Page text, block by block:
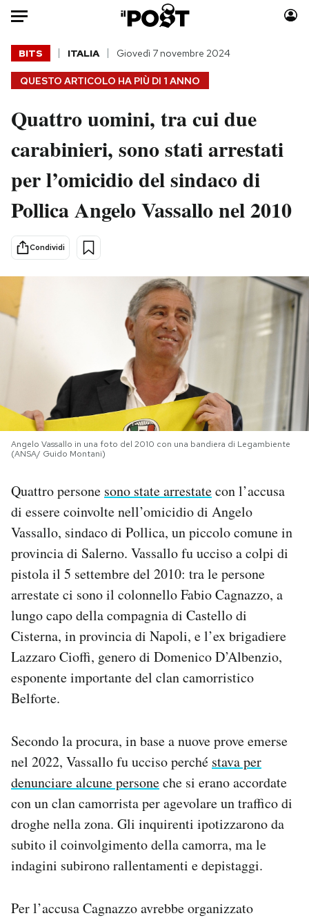
Auto
HOME
Italia
Politica
Tecnologia
Scienza
Cultura
Economia
Moda
Consumismi
Storie/Idee
Media
Mondiali calcio 2026
NEWSLETTER
I MIEI PREFERITI
CALENDARIO
Area Personale
Newsletter
Notifiche mobile
Regala il Post
Hai bisogno di aiuto?
Esci
QUESTO ARTICOLO HA PIÙ DI 1 ANNO
BITS ITALIA Giovedì 7 novembre 2024
Quattro uomini, tra cui due
carabinieri, sono stati arrestati
per l’omicidio del sindaco di
Pollica Angelo Vassallo nel 2010
Condividi
Angelo Vassallo in una foto del 2010 con una bandiera di Legambiente
(ANSA/ Guido Montani)
Quattro persone sono state arrestatecon l’accusa
di essere coinvolte nell’omicidio di Angelo
Vassallo, sindaco di Pollica, un piccolo comune in
provincia di Salerno. Vassallo fu ucciso a colpi di
pistola il 5 settembre del 2010: tra le persone
arrestate ci sono il colonnello Fabio Cagnazzo, a
lungo capo della compagnia di Castello di
Cisterna, in provincia di Napoli, e l’ex brigadiere
Lazzaro Cioffi, genero di Domenico D’Albenzio,
esponente importante del clan camorristico
Belforte.
Secondo la procura, in base a nuove prove emerse
nel 2022, Vassallo fu ucciso perché stava per
denunciare alcune personeche si erano accordate
con un clan camorrista per agevolare un traffico di
droghe nella zona. Gli inquirenti ipotizzarono da
subito il coinvolgimento della camorra, ma le
indagini subirono rallentamenti e depistaggi.
Per l’accusa Cagnazzo avrebbe organizzato